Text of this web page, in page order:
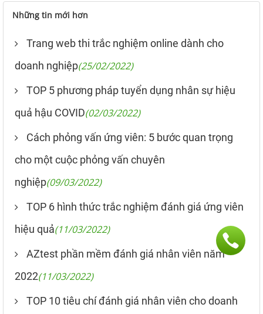
Những tin mới hơn
Trang web thi trắc nghiệm online dành cho
doanh nghiệp(25/02/2022)
TOP 5 phương pháp tuyển dụng nhân sự hiệu
quả hậu COVID(02/03/2022)
Cách phỏng vấn ứng viên: 5 bước quan trọng
cho một cuộc phỏng vấn chuyên
nghiệp(09/03/2022)
TOP 6 hình thức trắc nghiệm đánh giá ứng viên
hiệu quả(11/03/2022)
AZtest phần mềm đánh giá nhân viên năm
2022(11/03/2022)
TOP 10 tiêu chí đánh giá nhân viên cho doanh